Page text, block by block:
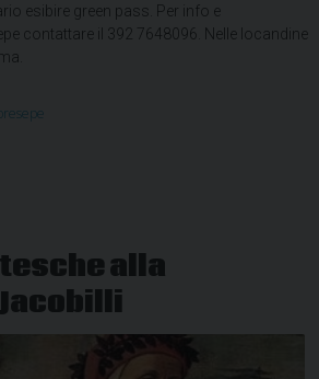
esibire green pass. Per info e
contattare il 392 7648096. Nelle locandine
alla